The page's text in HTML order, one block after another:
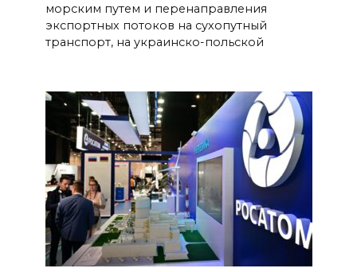
морским путем и перенаправления
экспортных потоков на сухопутный
транспорт, на украинско-польской